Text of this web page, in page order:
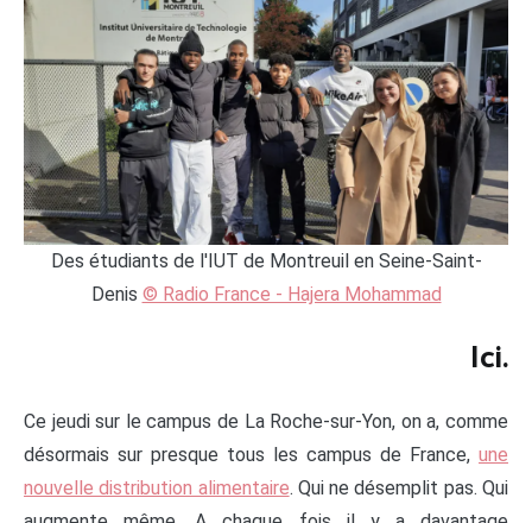
Des étudiants de l'IUT de Montreuil en Seine-Saint-
Denis © Radio France - Hajera Mohammad
Ici.
Ce jeudi sur le campus de La Roche-sur-Yon, on a, comme
désormais sur presque tous les campus de France, une
nouvelle distribution alimentaire. Qui ne désemplit pas. Qui